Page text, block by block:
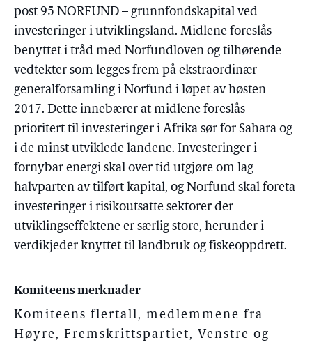
post 95 NORFUND – grunnfondskapital ved
investeringer i utviklingsland. Midlene foreslås
benyttet i tråd med Norfundloven og tilhørende
vedtekter som legges frem på ekstraordinær
generalforsamling i Norfund i løpet av høsten
2017. Dette innebærer at midlene foreslås
prioritert til investeringer i Afrika sør for Sahara og
i de minst utviklede landene. Investeringer i
fornybar energi skal over tid utgjøre om lag
halvparten av tilført kapital, og Norfund skal foreta
investeringer i risikoutsatte sektorer der
utviklingseffektene er særlig store, herunder i
verdikjeder knyttet til landbruk og fiskeoppdrett.
Komiteens merknader
Komiteens flertall, medlemmene fra
Høyre, Fremskrittspartiet, Venstre og